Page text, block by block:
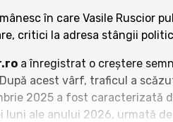
în care Vasile Ruscior
critici la adresa stângii
a înregistrat o creștere
acest vârf, traficul a
2025 a fost caracterizată
luni ale anului 2026, urmată